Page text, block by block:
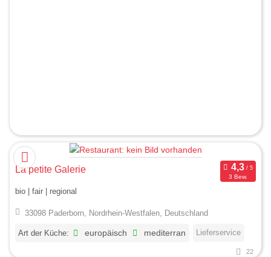
La petite Galerie
3 Bew.
bio | fair | regional
33098 Paderborn, Nordrhein-Westfalen, Deutschland
Art der Küche: europäisch mediterran Lieferservice
22